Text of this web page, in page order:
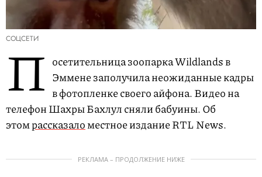
СОЦСЕТИ
П осетительница зоопарка Wildlands в
Эммене заполучила неожиданные кадры
в фотопленке своего айфона. Видео на
телефон Шахры Бахлул сняли бабуины. Об
этомрассказаломестное издание RTL News.
РЕКЛАМА – ПРОДОЛЖЕНИЕ НИЖЕ